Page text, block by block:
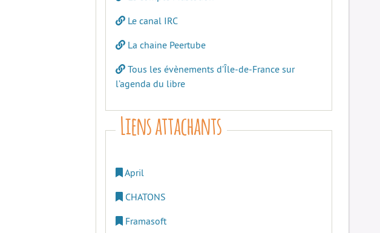
Le canal IRC
La chaine Peertube
Tous les évènements d’Île-de-France sur
l’agenda du libre
Liens attachants
April
CHATONS
Framasoft